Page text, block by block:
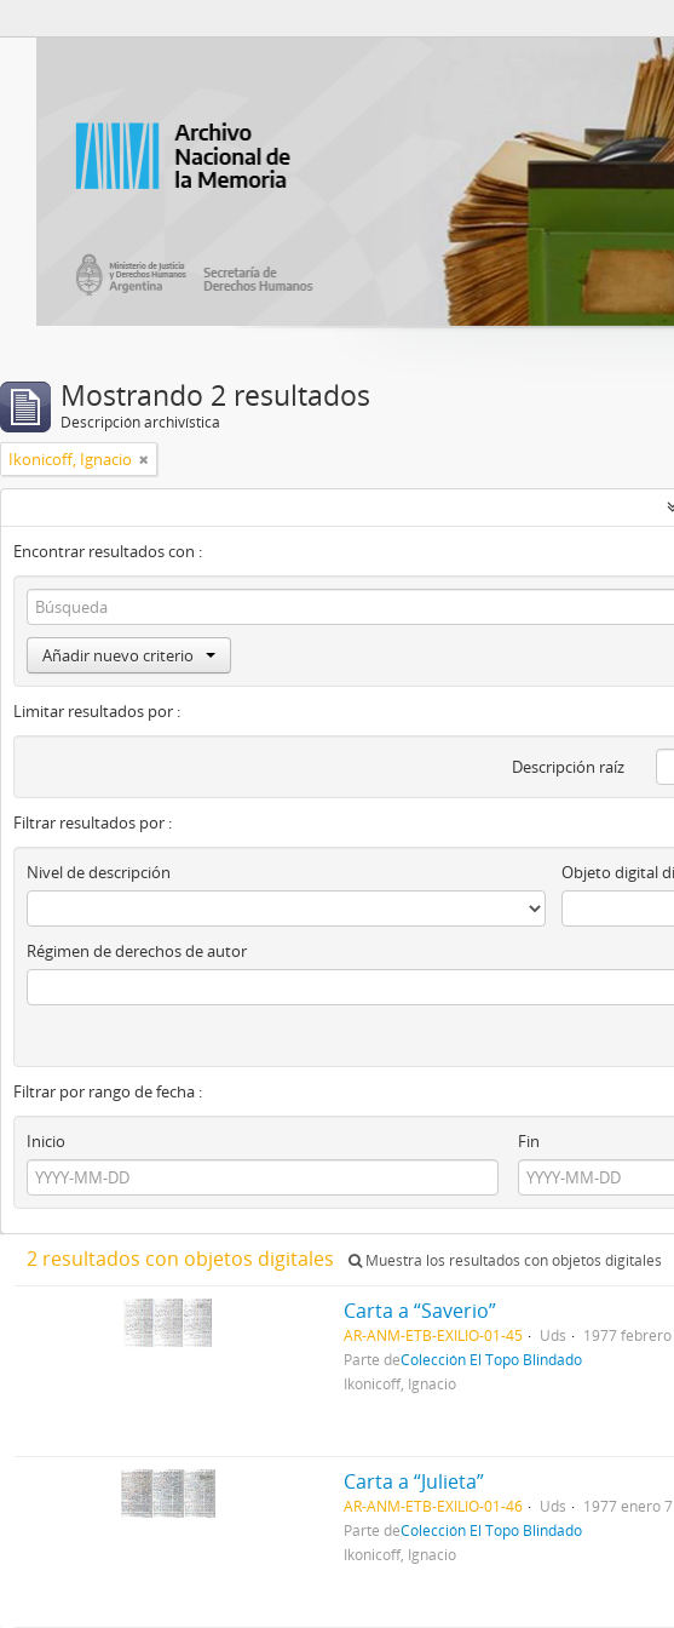
Mostrando 2 resultados
Descripción archivística
Ikonicoff, Ignacio
Encontrar resultados con :
Añadir nuevo criterio
Limitar resultados por :
Descripción raíz
Filtrar resultados por :
Nivel de descripción Objeto digital
Régimen de derechos de autor
Filtrar por rango de fecha :
Inicio
Fin
2 resultados con objetos digitales Muestra los resultados con objetos digitales
Carta a “Saverio”
AR-ANM-ETB-EXILIO-01-45 Uds
1977 febrero
Parte deColección El Topo Blindado
Ikonicoff, Ignacio
Carta a “Julieta”
AR-ANM-ETB-EXILIO-01-46 Uds
1977 enero 7
Parte deColección El Topo Blindado
Ikonicoff, Ignacio